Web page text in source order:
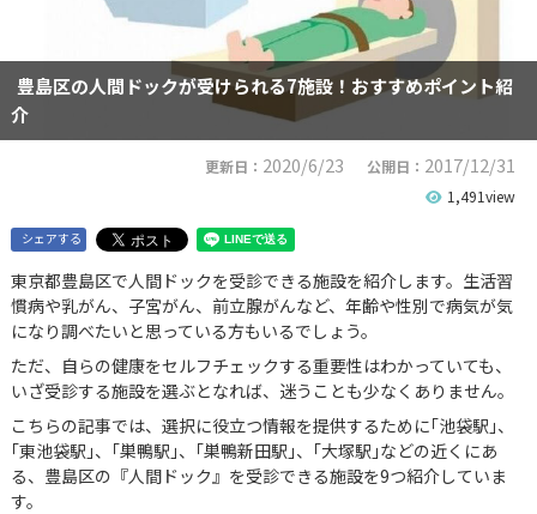
豊島区の人間ドックが受けられる7施設！おすすめポイント紹
介
更新日： 2020/6/23 公開日： 2017/12/31
1,491view
シェアする
東京都豊島区で人間ドックを受診できる施設を紹介します。生活習
慣病や乳がん、子宮がん、前立腺がんなど、年齢や性別で病気が気
になり調べたいと思っている方もいるでしょう。
ただ、自らの健康をセルフチェックする重要性はわかっていても、
いざ受診する施設を選ぶとなれば、迷うことも少なくありません。
こちらの記事では、選択に役立つ情報を提供するために｢池袋駅｣、
｢東池袋駅｣、｢巣鴨駅｣、｢巣鴨新田駅｣、｢大塚駅｣などの近くにあ
る、豊島区の『人間ドック』を受診できる施設を9つ紹介していま
す。